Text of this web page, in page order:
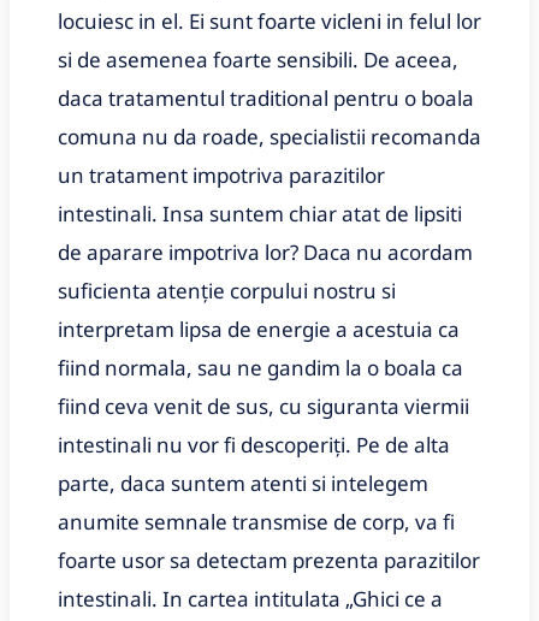
locuiesc in el. Ei sunt foarte vicleni in felul lor
si de asemenea foarte sensibili. De aceea,
daca tratamentul traditional pentru o boala
comuna nu da roade, specialistii recomanda
un tratament impotriva parazitilor
intestinali. Insa suntem chiar atat de lipsiti
de aparare impotriva lor? Daca nu acordam
suficienta atenție corpului nostru si
interpretam lipsa de energie a acestuia ca
fiind normala, sau ne gandim la o boala ca
fiind ceva venit de sus, cu siguranta viermii
intestinali nu vor fi descoperiți. Pe de alta
parte, daca suntem atenti si intelegem
anumite semnale transmise de corp, va fi
foarte usor sa detectam prezenta parazitilor
intestinali. In cartea intitulata „Ghici ce a